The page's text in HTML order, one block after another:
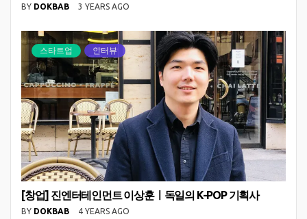
BY DOKBAB 3 YEARS AGO
스타트업 인터뷰
[창업] 진엔터테인먼트 이상훈ㅣ독일의 K-POP 기획사
BY DOKBAB 4 YEARS AGO